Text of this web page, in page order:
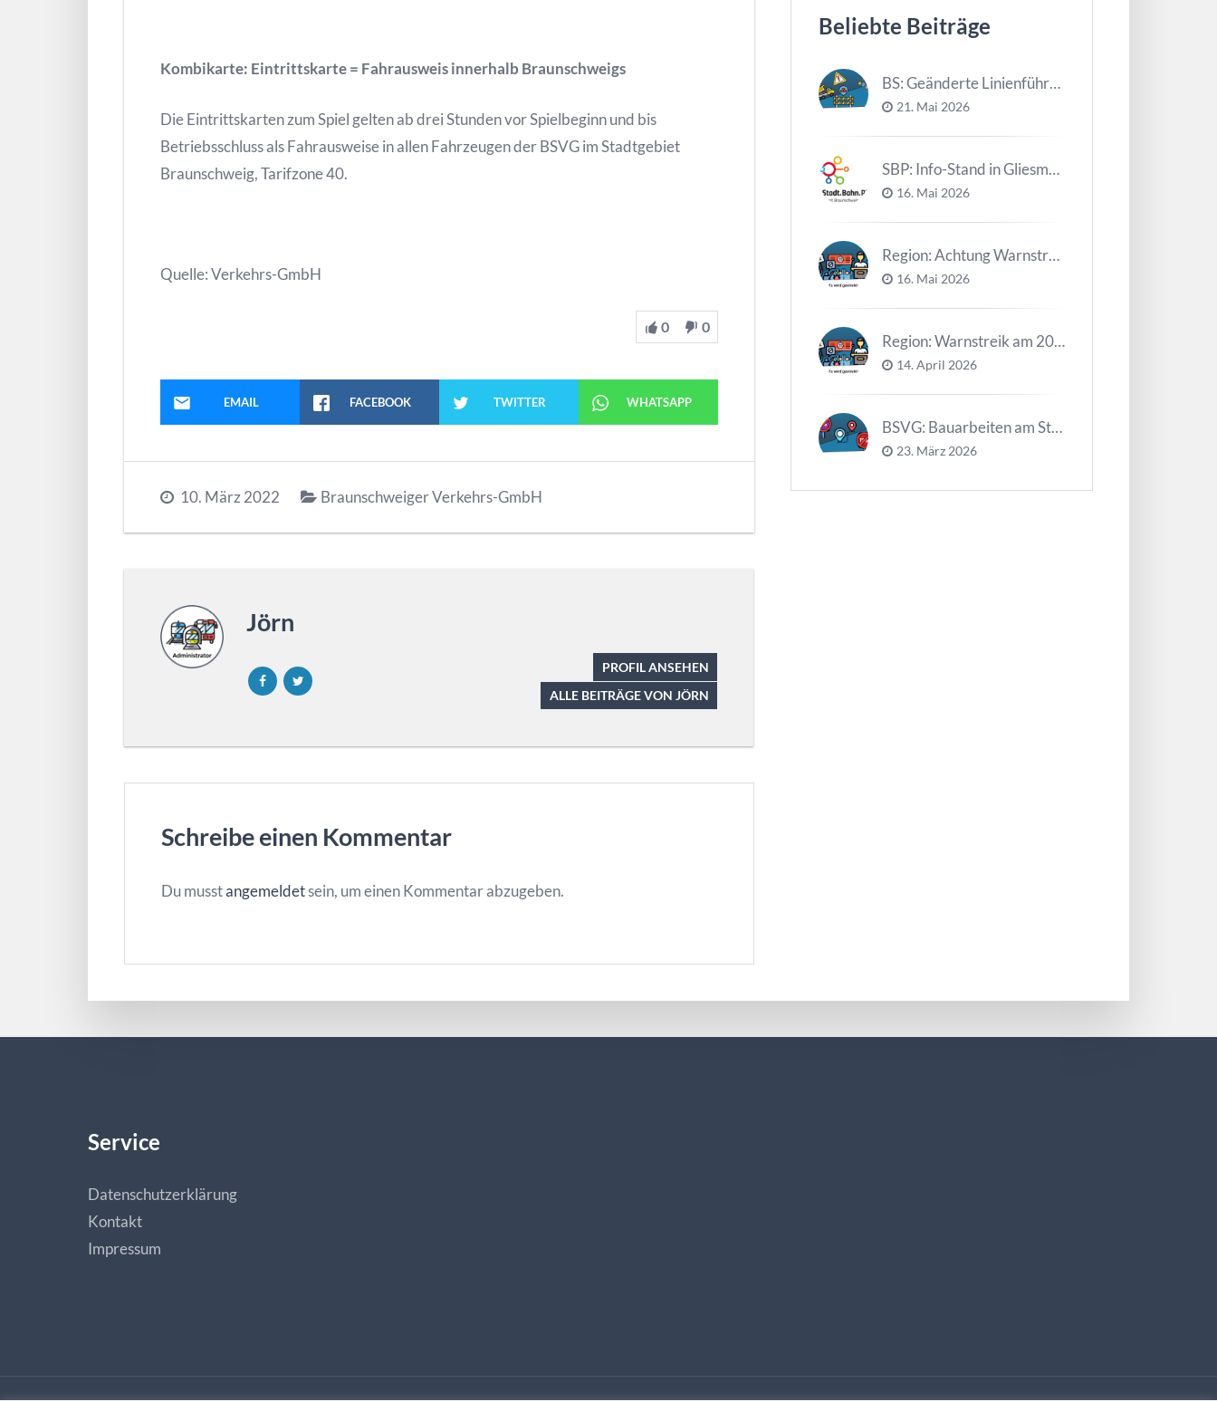
Kombikarte: Eintrittskarte = Fahrausweis innerhalb Braunschweigs
Die Eintrittskarten zum Spiel gelten ab drei Stunden vor Spielbeginn und bis
Betriebsschluss als Fahrausweise in allen Fahrzeugen der BSVG im Stadtgebiet
Braunschweig, Tarifzone 40.
Quelle: Verkehrs-GmbH
0 0
EMAIL FACEBOOK TWITTER WHATSAPP
10. März 2022 Braunschweiger Verkehrs-GmbH
Jörn
PROFIL ANSEHEN
ALLE BEITRÄGE VON JÖRN
Schreibe einen Kommentar
Du musstangemeldetsein, um einen Kommentar abzugeben.
Beliebte Beiträge
BS: Geänderte Linienführung Tag d. NDS
21. Mai 2026
SBP: Info-Stand in Gliesmarode am 2. Juni und 23. Juni
16. Mai 2026
Region: Achtung Warnstreiks in der Kalenderwoche 21
16. Mai 2026
Region: Warnstreik am 20. und 21.04.2026 *Update*
14. April 2026
BSVG: Bauarbeiten am Steinweg – Buslinien halten verändert
23. März 2026
Service
Datenschutzerklärung
Kontakt
Impressum